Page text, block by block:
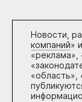
Новости,
компаний»
«реклама»,
«область»,